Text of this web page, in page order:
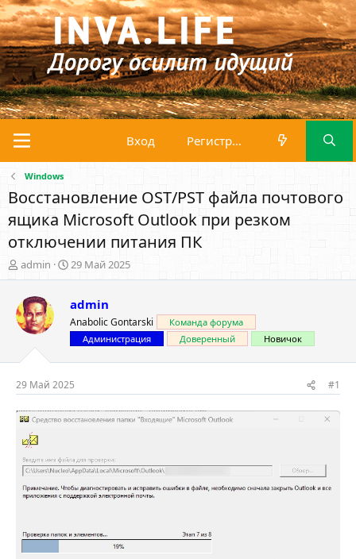
Вход Регистрация
Windows
Восстановление OST/PST файла почтового
ящика Microsoft Outlook при резком
отключении питания ПК
А
в
о
р
т
м
ы
admin
Д
а
а
н
а
ч
а
л
а
29 Май 2025
admin
Anabolic Gontarski
Команда форума
Администрация
Доверенный Новичок
29 Май 2025 #1